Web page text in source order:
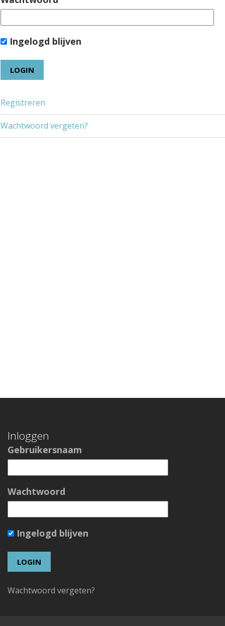
Ingelogd blijven
Registreren
Wachtwoord vergeten?
Inloggen
Gebruikersnaam
Wachtwoord
Ingelogd blijven
Wachtwoord vergeten?